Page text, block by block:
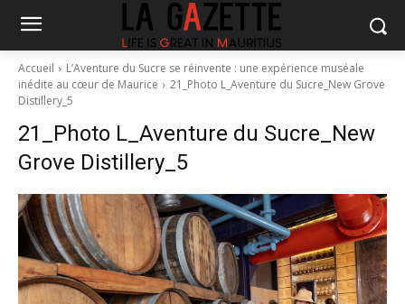
Accueil
L’Aventure du Sucre se réinvente : une expérience muséale
inédite au cœur de Maurice
21_Photo L_Aventure du Sucre_New Grove
Distillery_5
21_Photo L_Aventure du Sucre_New
Grove Distillery_5